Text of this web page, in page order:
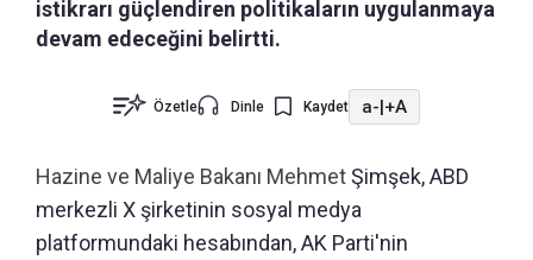
istikrarı güçlendiren politikaların uygulanmaya
devam edeceğini belirtti.
Özetle Dinle Kaydet a-|+A
Hazine ve Maliye Bakanı MehmetŞimşek, ABD
merkezli X şirketinin sosyal medya
platformundaki hesabından, AK Parti'nin